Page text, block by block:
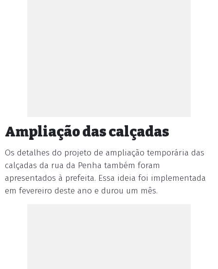
Ampliação das calçadas
Os detalhes do projeto de ampliação temporária das
calçadas da rua da Penha também foram
apresentados à prefeita. Essa ideia foi implementada
em fevereiro deste ano e durou um mês.